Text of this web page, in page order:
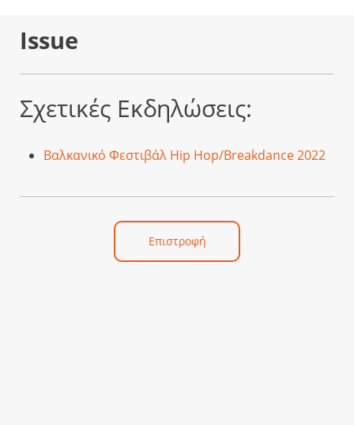
Issue
Σχετικές Εκδηλώσεις:
Βαλκανικό Φεστιβάλ Hip Hop/Breakdance 2022
Επιστροφή